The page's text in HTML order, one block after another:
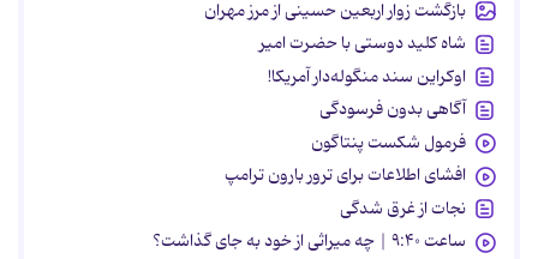
بازگشت زوار اربعین حسینی از مرز مهران
شاه کلید دوستی با حضرت امیر
اوکراین سند منگوله‌دار آمریکا!
آگاهی بدون فرسودگی
فرمول شکست پنتاگون
افشای اطلاعات برای ترور بارون ترامپ
نجات از غرق شدگی
ساعت ۹:۴۰ | چه میراثی از خود به جای گذاشت؟